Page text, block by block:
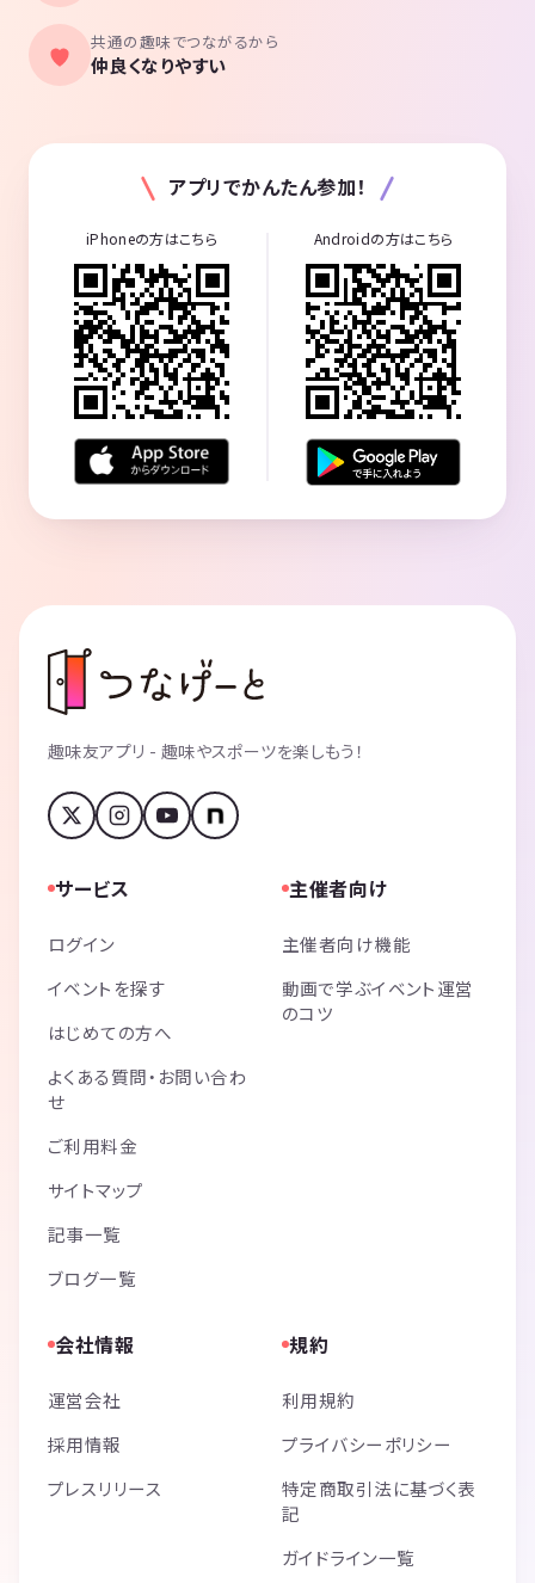
共通の趣味でつながるから
仲良くなりやすい
アプリでかんたん参加！
iPhoneの方はこちら Androidの方はこちら
趣味友アプリ - 趣味やスポーツを楽しもう！
サービス
ログイン
イベントを探す
はじめての方へ
よくある質問・お問い合わ
せ
ご利用料金
サイトマップ
記事一覧
ブログ一覧
主催者向け
主催者向け機能
動画で学ぶイベント運営
のコツ
会社情報
運営会社
採用情報
プレスリリース
規約
利用規約
プライバシーポリシー
特定商取引法に基づく表
記
ガイドライン一覧